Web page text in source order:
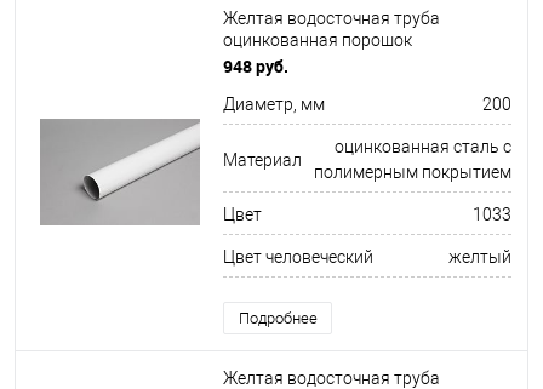
Желтая водосточная труба
оцинкованная порошок
ф200х1250мм RAL 1033
948 руб.
Диаметр, мм 200
Материал
оцинкованная сталь с
полимерным покрытием
Цвет 1033
Цвет человеческий желтый
Подробнее
Желтая водосточная труба